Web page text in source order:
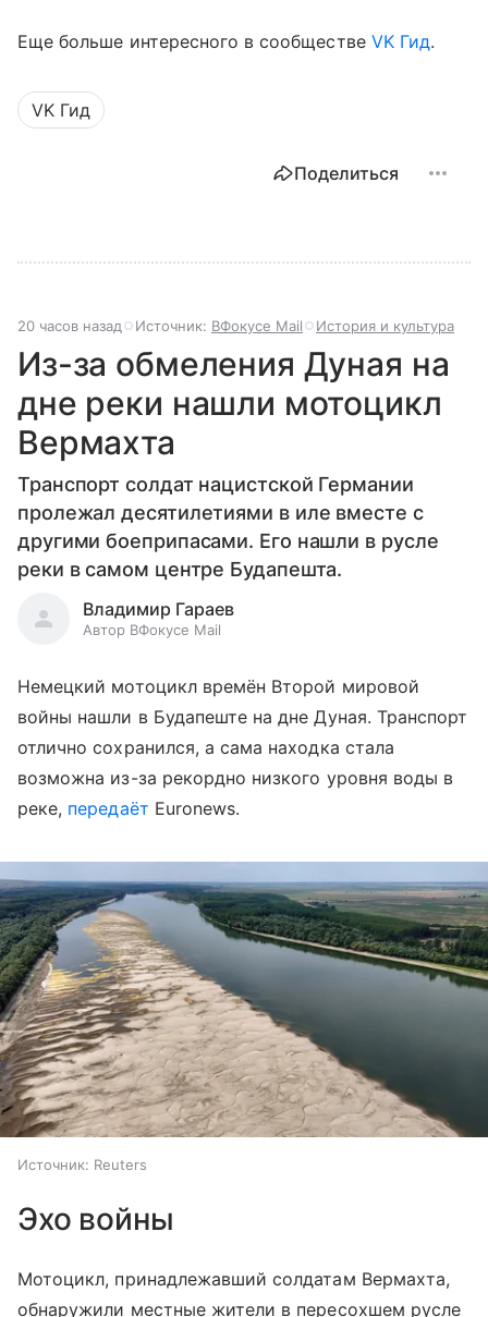
Еще больше интересного в сообществе VK Гид.
VK Гид
Поделиться
20 часов назад Источник: ВФокусе Mail История и культура
Из-за обмеления Дуная на
дне реки нашли мотоцикл
Вермахта
Транспорт солдат нацистской Германии
пролежал десятилетиями в иле вместе с
другими боеприпасами. Его нашли в русле
реки в самом центре Будапешта.
Владимир Гараев
Автор ВФокусе Mail
Немецкий мотоцикл времён Второй мировой
войны нашли в Будапеште на дне Дуная. Транспорт
отлично сохранился, а сама находка стала
возможна из-за рекордно низкого уровня воды в
реке, передаёт Euronews.
Источник: Reuters
Эхо войны
Мотоцикл, принадлежавший солдатам Вермахта,
обнаружили местные жители в пересохшем русле